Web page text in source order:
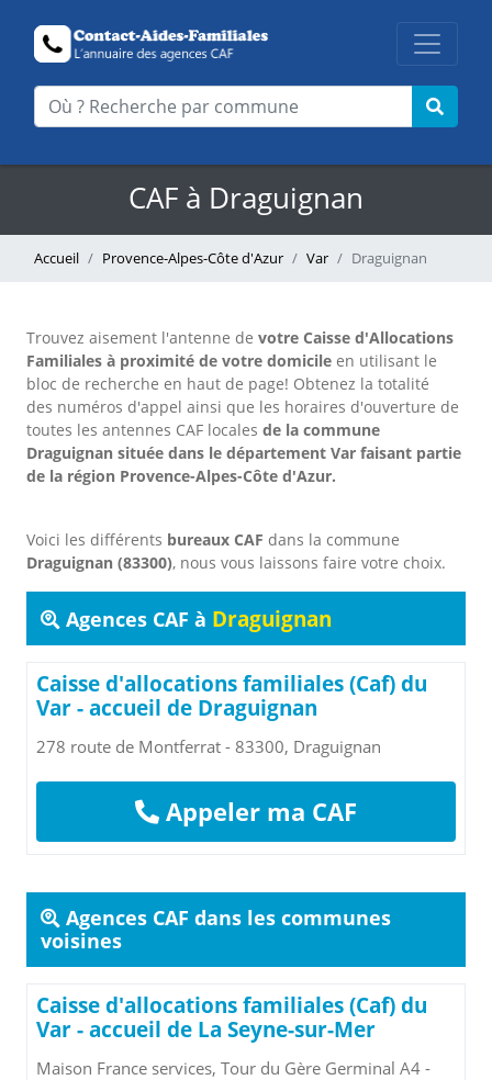
CAF à Draguignan
Accueil Provence-Alpes-Côte d'Azur Var Draguignan
Trouvez aisement l'antenne de votre Caisse d'Allocations
Familiales à proximité de votre domicile en utilisant le
bloc de recherche en haut de page! Obtenez la totalité
des numéros d'appel ainsi que les horaires d'ouverture de
toutes les antennes CAF locales de la commune
Draguignan située dans le département Var faisant partie
de la région Provence-Alpes-Côte d'Azur.
Voici les différents bureaux CAF dans la commune
Draguignan (83300), nous vous laissons faire votre choix.
Agences CAF à Draguignan
Caisse d'allocations familiales (Caf) du
Var - accueil de Draguignan
278 route de Montferrat - 83300, Draguignan
Appeler ma CAF
Agences CAF dans les communes
voisines
Caisse d'allocations familiales (Caf) du
Var - accueil de La Seyne-sur-Mer
Maison France services, Tour du Gère Germinal A4 -